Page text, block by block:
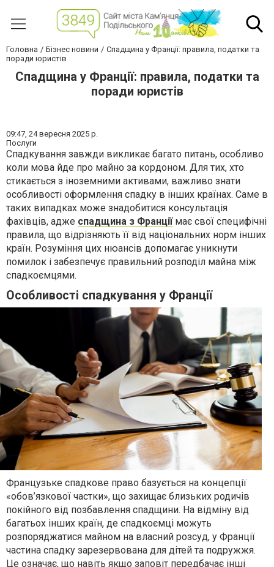
Головна Бізнес новини
Спадщина у Франції: правила, податки та
поради юристів
Спадщина у Франції: правила, податки та
поради юристів
09:47, 24 вересня 2025 р.
Послуги
Спадкування завжди викликає багато питань, особливо
коли мова йде про майно за кордоном. Для тих, хто
стикається з іноземними активами, важливо знати
особливості оформлення спадку в інших країнах. Саме в
таких випадках може знадобитися консультація
фахівців, адже спадщина з Франціїмає свої специфічні
правила, що відрізняють її від національних норм інших
країн. Розуміння цих нюансів допомагає уникнути
помилок і забезпечує правильний розподіл майна між
спадкоємцями.
Особливості спадкування у Франції
Французьке спадкове право базується на концепції
«обов’язкової частки», що захищає близьких родичів
покійного від позбавлення спадщини. На відміну від
багатьох інших країн, де спадкоємці можуть
розпоряджатися майном на власний розсуд, у Франції
частина спадку зарезервована для дітей та подружжя.
Це означає, що навіть якщо заповіт передбачає інші